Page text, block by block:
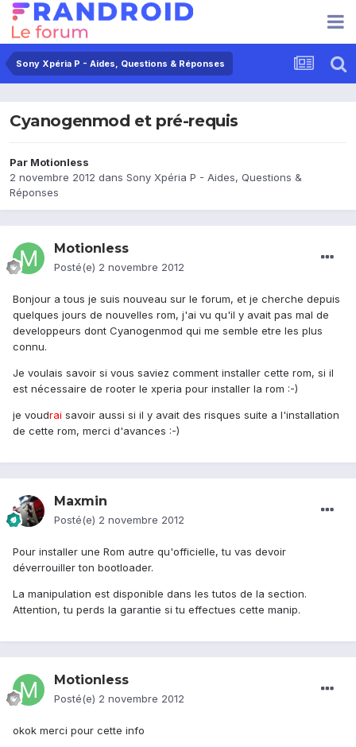
Sony Xpéria P - Aides, Questions & Réponses
Cyanogenmod et pré-requis
Par Motionless
2 novembre 2012 dans Sony Xpéria P - Aides, Questions &
Réponses
Motionless
Posté(e) 2 novembre 2012
Bonjour a tous je suis nouveau sur le forum, et je cherche depuis
quelques jours de nouvelles rom, j'ai vu qu'il y avait pas mal de
developpeurs dont Cyanogenmod qui me semble etre les plus
connu.
Je voulais savoir si vous saviez comment installer cette rom, si il
est nécessaire de rooter le xperia pour installer la rom :-)
je voudrai savoir aussi si il y avait des risques suite a l'installation
de cette rom, merci d'avances :-)
Maxmin
Posté(e) 2 novembre 2012
Pour installer une Rom autre qu'officielle, tu vas devoir
déverrouiller ton bootloader.
La manipulation est disponible dans les tutos de la section.
Attention, tu perds la garantie si tu effectues cette manip.
Motionless
Posté(e) 2 novembre 2012
okok merci pour cette info